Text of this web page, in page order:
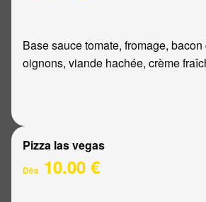
Base sauce tomate, fromage,
oignons, viande hachée, crème
Pizza las vegas
Dès 10.00 €